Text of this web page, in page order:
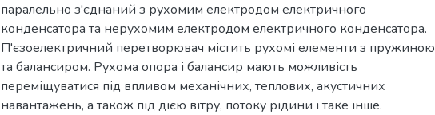
паралельно з'єднаний з рухомим електродом електричного
конденсатора та нерухомим електродом електричного конденсатора.
П'єзоелектричний перетворювач містить рухомі елементи з пружиною
та балансиром. Рухома опора і балансир мають можливість
переміщуватися під впливом механічних, теплових, акустичних
навантажень, а також під дією вітру, потоку рідини і таке інше.